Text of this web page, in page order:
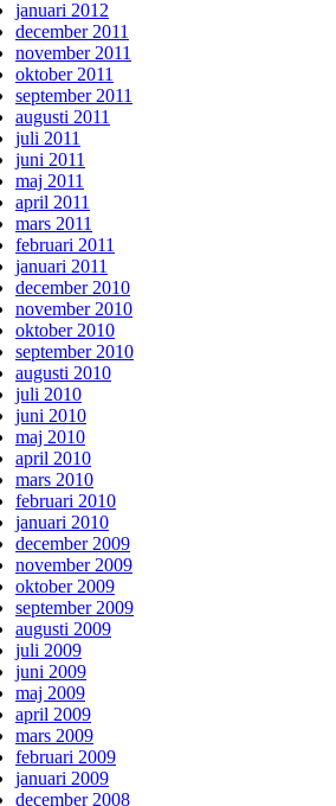
januari 2012
december 2011
november 2011
oktober 2011
september 2011
augusti 2011
juli 2011
juni 2011
maj 2011
april 2011
mars 2011
februari 2011
januari 2011
december 2010
november 2010
oktober 2010
september 2010
augusti 2010
juli 2010
juni 2010
maj 2010
april 2010
mars 2010
februari 2010
januari 2010
december 2009
november 2009
oktober 2009
september 2009
augusti 2009
juli 2009
juni 2009
maj 2009
april 2009
mars 2009
februari 2009
januari 2009
december 2008